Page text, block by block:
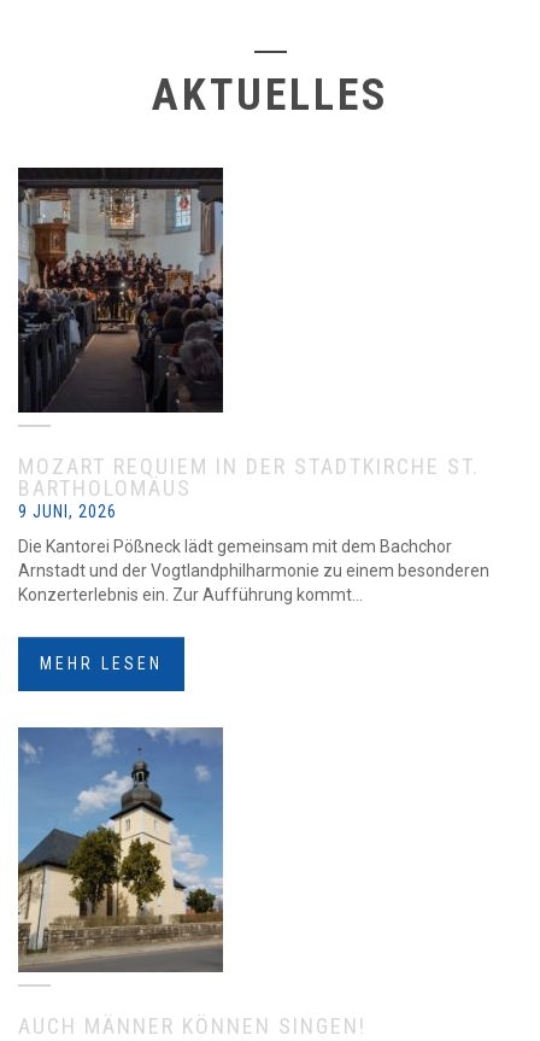
AKTUELLES
MOZART REQUIEM IN DER STADTKIRCHE ST.
BARTHOLOMÄUS
9 JUNI, 2026
Die Kantorei Pößneck lädt gemeinsam mit dem Bachchor
Arnstadt und der Vogtlandphilharmonie zu einem besonderen
Konzerterlebnis ein. Zur Aufführung kommt...
MEHR LESEN
AUCH MÄNNER KÖNNEN SINGEN!